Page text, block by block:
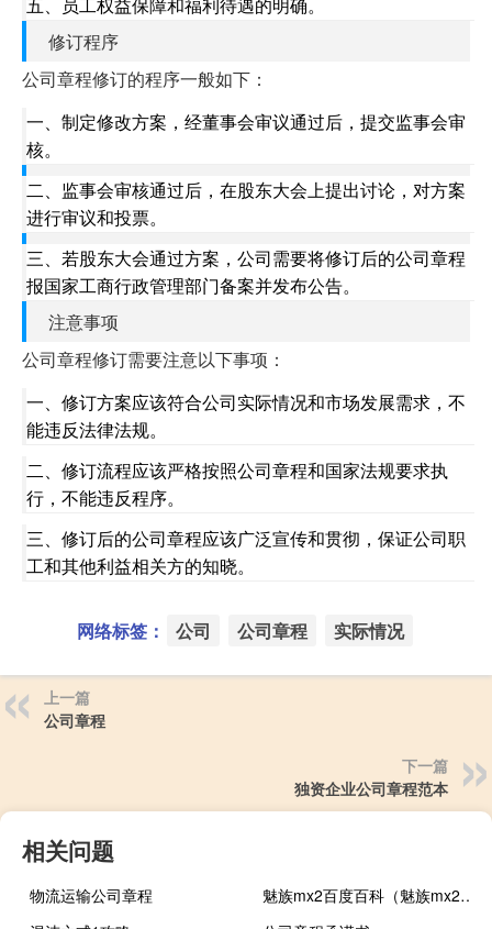
修订程序
公司章程修订的程序一般如下：
一、制定修改方案，经董事会审议通过后，提交监事会审
核。
二、监事会审核通过后，在股东大会上提出讨论，对方案
进行审议和投票。
三、若股东大会通过方案，公司需要将修订后的公司章程
报国家工商行政管理部门备案并发布公告。
注意事项
公司章程修订需要注意以下事项：
一、修订方案应该符合公司实际情况和市场发展需求，不
能违反法律法规。
二、修订流程应该严格按照公司章程和国家法规要求执
行，不能违反程序。
三、修订后的公司章程应该广泛宣传和贯彻，保证公司职
工和其他利益相关方的知晓。
网络标签： 公司 公司章程 实际情况
上一篇
公司章程
下一篇
独资企业公司章程范本
相关问题
物流运输公司章程
魅族mx2百度百科（魅族mx2评测）